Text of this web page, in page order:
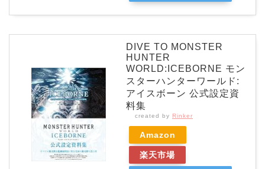
DIVE TO MONSTER
HUNTER
WORLD:ICEBORNE モン
スターハンターワールド:
アイスボーン 公式設定資
料集
created by Rinker
Amazon
楽天市場